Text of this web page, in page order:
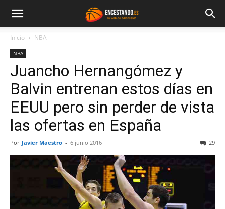
Inicio NBA
NBA
Juancho Hernangómez y
Balvin entrenan estos días en
EEUU pero sin perder de vista
las ofertas en España
Por Javier Maestro - 6 junio 2016 29